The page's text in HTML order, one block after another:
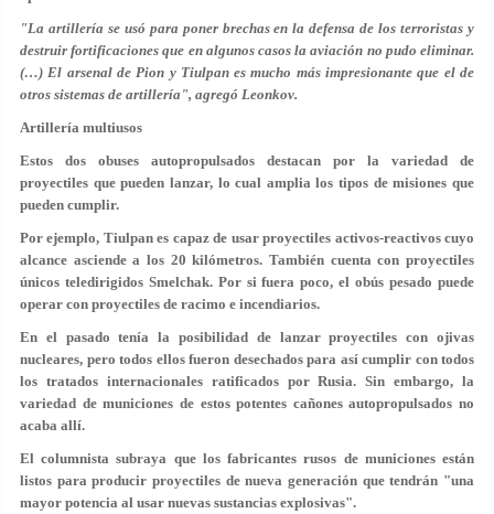
"La artillería se usó para poner brechas en la defensa de los terroristas y
destruir fortificaciones que en algunos casos la aviación no pudo eliminar.
(…) El arsenal de Pion y Tiulpan es mucho más impresionante que el de
otros sistemas de artillería", agregó Leonkov.
Artillería multiusos
Estos dos obuses autopropulsados destacan por la variedad de
proyectiles que pueden lanzar, lo cual amplia los tipos de misiones que
pueden cumplir.
Por ejemplo, Tiulpan es capaz de usar proyectiles activos-reactivos cuyo
alcance asciende a los 20 kilómetros. También cuenta con proyectiles
únicos teledirigidos Smelchak. Por si fuera poco, el obús pesado puede
operar con proyectiles de racimo e incendiarios.
En el pasado tenía la posibilidad de lanzar proyectiles con ojivas
nucleares, pero todos ellos fueron desechados para así cumplir con todos
los tratados internacionales ratificados por Rusia. Sin embargo, la
variedad de municiones de estos potentes cañones autopropulsados no
acaba allí.
El columnista subraya que los fabricantes rusos de municiones están
listos para producir proyectiles de nueva generación que tendrán "una
mayor potencia al usar nuevas sustancias explosivas".